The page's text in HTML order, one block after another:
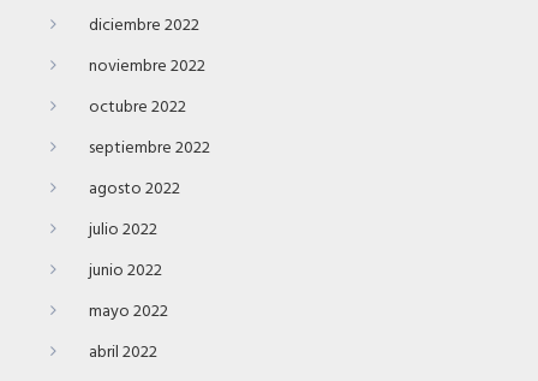
diciembre 2022
noviembre 2022
octubre 2022
septiembre 2022
agosto 2022
julio 2022
junio 2022
mayo 2022
abril 2022